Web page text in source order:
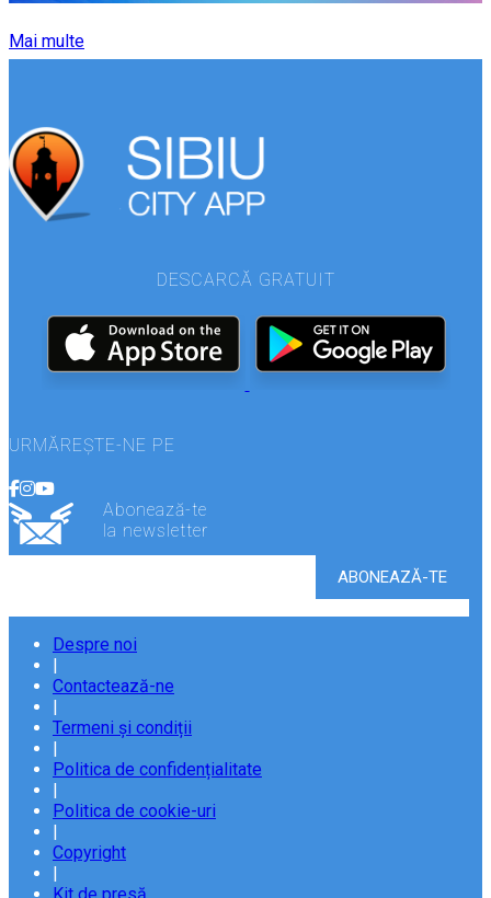
Mai multe
DESCARCĂ GRATUIT
URMĂREȘTE-NE PE
Abonează-te
la newsletter
Despre noi
|
Contactează-ne
|
Termeni și condiții
|
Politica de confidențialitate
|
Politica de cookie-uri
|
Copyright
|